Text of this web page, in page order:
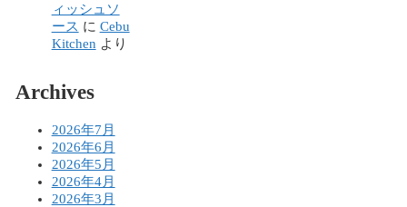
ィッシュソ
ース に Cebu
Kitchen より
Archives
2026年7月
2026年6月
2026年5月
2026年4月
2026年3月